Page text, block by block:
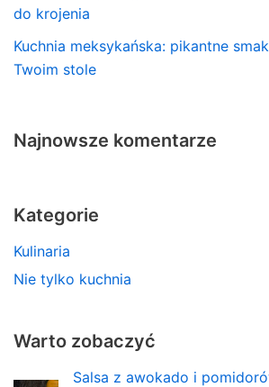
do krojenia
Kuchnia meksykańska: pikantne
Twoim stole
Najnowsze komentarze
Kategorie
Kulinaria
Nie tylko kuchnia
Warto zobaczyć
Salsa z awokado i